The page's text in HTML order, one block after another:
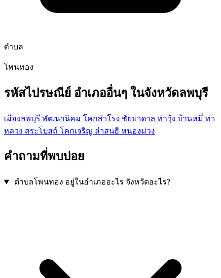
ตำบล
โพนทอง
รหัสไปรษณีย์ อำเภออื่นๆ ในจังหวัดลพบุรี
เมืองลพบุรี พัฒนานิคม โคกสำโรง ชัยบาดาล ท่าวุ้ง บ้านหมี่ ท่า
หลวง สระโบสถ์ โคกเจริญ ลำสนธิ หนองม่วง
คำถามที่พบบ่อย
ตำบลโพนทอง อยู่ในอำเภออะไร จังหวัดอะไร?